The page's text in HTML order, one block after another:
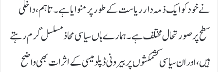
نے خود کو ایک ذمہ دار ریاست کے طور پر منوایا ہے۔ تاہم، داخلی
سطح پر صورتحال مختلف ہے۔ ہمارے ہاں سیاسی محاذ مسلسل گرم رہتے
ہیں، اور ان سیاسی کشمکشوں پر بیرونی ڈپلومیسی کے اثرات بھی واضح